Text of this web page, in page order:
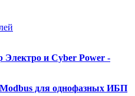
Электро и Cyber Power -
для однофазных ИБП